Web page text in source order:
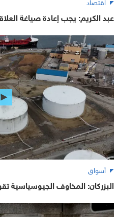
عبد الكريم: يجب إعادة صياغة
أسواق
البزركان: المخاوف الجيوسياسية